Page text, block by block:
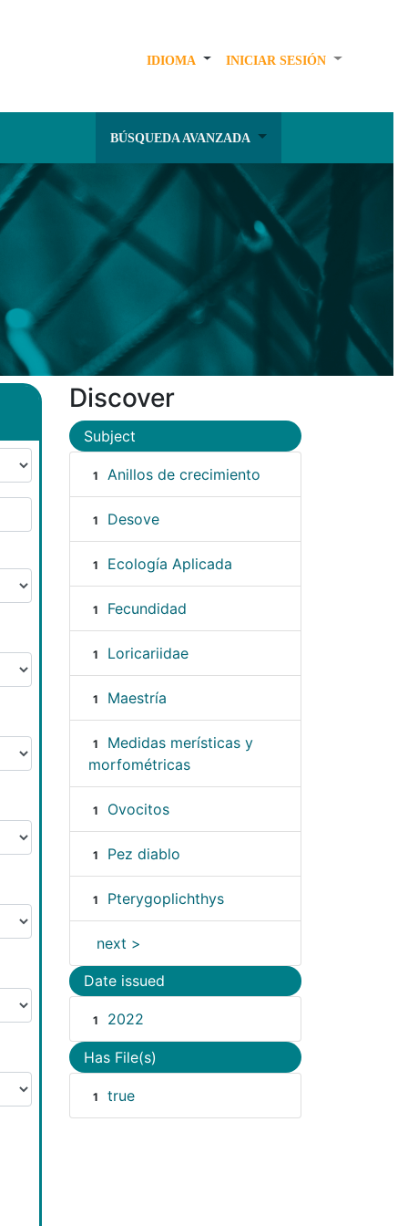
IDIOMA INICIAR SESIÓN
BÚSQUEDA AVANZADA
Discover
Subject
1 Anillos de crecimiento
1 Desove
1 Ecología Aplicada
1 Fecundidad
1 Loricariidae
1 Maestría
1
Medidas merísticas y
morfométricas
1 Ovocitos
1 Pez diablo
1 Pterygoplichthys
next >
Date issued
1 2022
Has File(s)
1 true